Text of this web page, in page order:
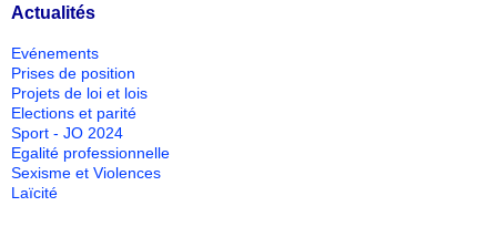
Actualités
Evénements
Prises de position
Projets de loi et lois
Elections et parité
Sport - JO 2024
Egalité professionnelle
Sexisme et Violences
Laïcité